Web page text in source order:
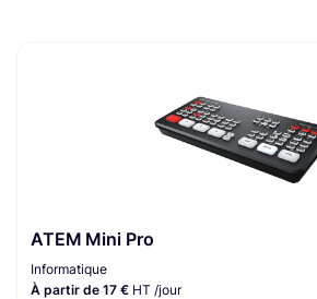
ATEM Mini Pro
Informatique
À partir de 17 € HT /jour